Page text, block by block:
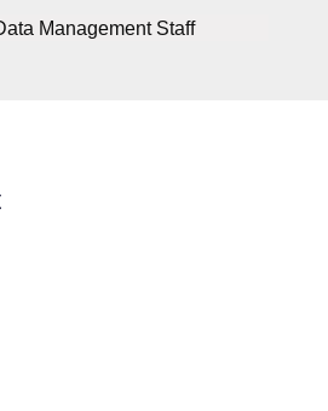
Management Staff